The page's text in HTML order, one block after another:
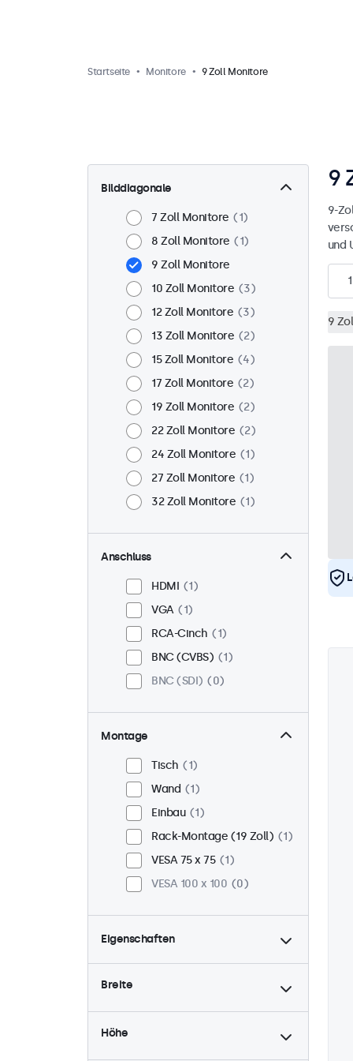
Startseite Monitore 9 Zoll Monitore
Bilddiagonale
7 Zoll Monitore
1
8 Zoll Monitore
1
9 Zoll Monitore
10 Zoll Monitore
3
12 Zoll Monitore
3
13 Zoll Monitore
2
15 Zoll Monitore
4
17 Zoll Monitore
2
19 Zoll Monitore
2
22 Zoll Monitore
2
24 Zoll Monitore
1
27 Zoll Monitore
1
32 Zoll Monitore
1
Anschluss
HDMI
1
VGA
1
RCA-Cinch
1
BNC (CVBS)
1
BNC (SDI)
0
Montage
Tisch
1
Wand
1
Einbau
1
Rack-Montage (19 Zoll)
1
VESA 75 x 75
1
VESA 100 x 100
0
Eigenschaften
4:3 / 5:4
0
Dimmbar
1
24/7-Einsatz
1
Breite
Höhe
9
9-
und
1
9